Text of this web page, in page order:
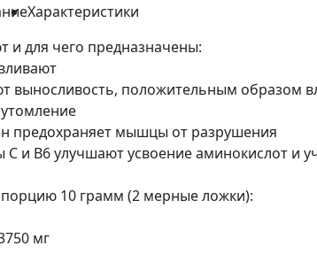
Характеристики
и для чего предназначены:
выносливость, положительным образом
предохраняет мышцы от разрушения
и В6 улучшают усвоение аминокислот и
порцию 10 грамм (2 мерные ложки):
мг